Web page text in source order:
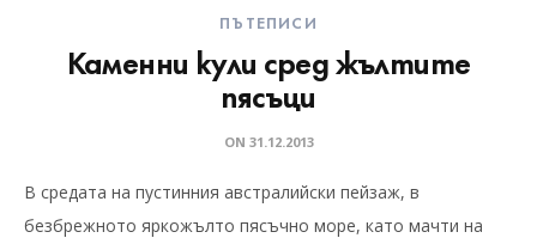
ПЪТЕПИСИ
Каменни кули сред жълтите
пясъци
ON 31.12.2013
В средата на пустинния австралийски пейзаж, в
безбрежното яркожълто пясъчно море, като мачти на